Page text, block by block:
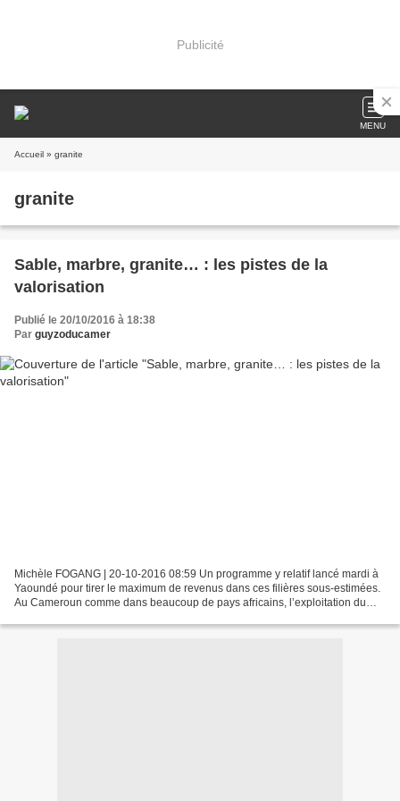
Publicité
MENU
Accueil » granite
granite
Sable, marbre, granite… : les pistes de la
valorisation
Publié le 20/10/2016 à 18:38
Par guyzoducamer
Michèle FOGANG | 20-10-2016 08:59 Un programme y relatif lancé mardi à
Yaoundé pour tirer le maximum de revenus dans ces filières sous-estimées.
Au Cameroun comme dans beaucoup de pays africains, l’exploitation du